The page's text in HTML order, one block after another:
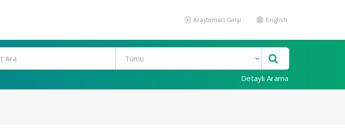
Araştırmacı Girişi English
Detaylı Arama